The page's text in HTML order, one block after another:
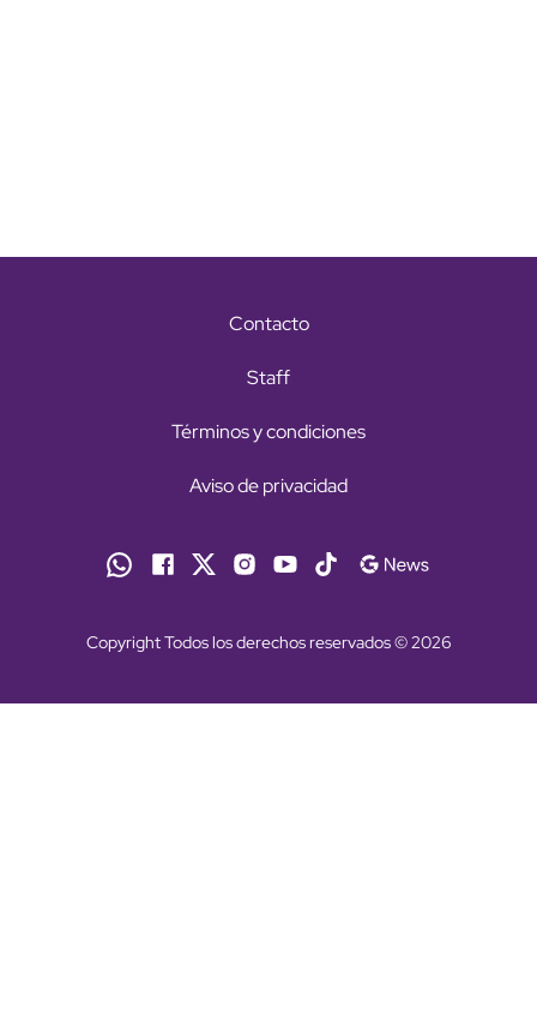
Contacto
Staff
Términos y condiciones
Aviso de privacidad
Copyright Todos los derechos reservados © 2026